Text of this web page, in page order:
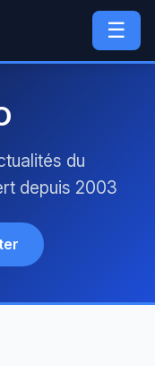
☰
du
depuis 2003